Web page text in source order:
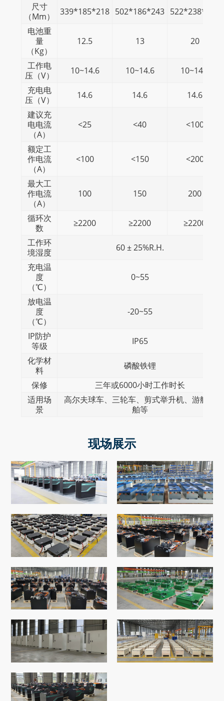
尺寸
（mm）
339*185*218 502*186*243 522*238*218
电池重
量
（kg）
12.5 13 20
工作电
压（V）
10~14.6 10~14.6
10~14.6
充电电
压（V）
14.6 14.6
14.6
建议充
电电流
（A）
<25 <40 <100
额定工
作电流
（A）
<100 <150 <200
最大工
作电流
（A）
100 150 200
循环次
数
≥2200 ≥2200
≥2200
工作环
境湿度
60 ± 25%R.H.
充电温
度
（℃）
0~55
放电温
度
（℃）
-20~55
IP防护
等级
IP65
化学材
料
磷酸铁锂
保修
三年或6000小时工作时长
适用场
景
高尔夫球车、三轮车、剪式举升机、游艇船
舶等
现场展示